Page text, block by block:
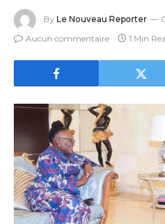
By Le Nouveau Reporter
Aucun commentaire
1 Min